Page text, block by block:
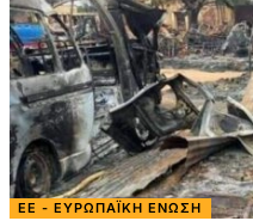
ΕΕ - ΕΥΡΩΠΑΪΚΉ ΈΝΩΣΗ